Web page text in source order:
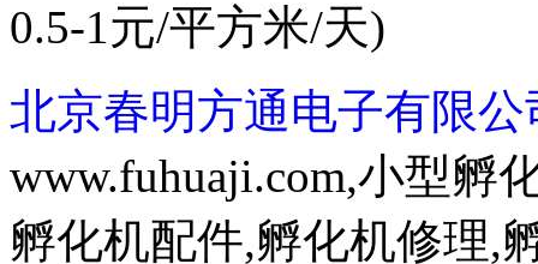
0.5-1元/平方米/天)
北京春明方通电子有限公
www.fuhuaji.com,小型孵
孵化机配件,孵化机修理,